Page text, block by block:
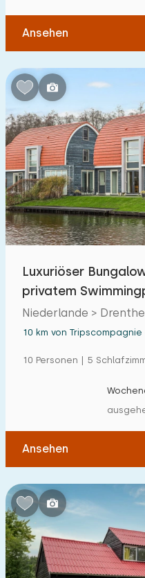
Ansehen
Luxuriöser
privatem
Wasser
Niederlande >
10 km von
10 Personen | 5
Ansehen